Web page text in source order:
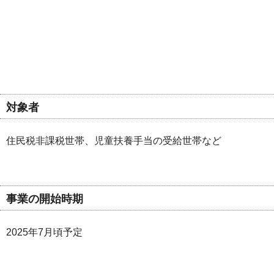
対象者
住民税非課税世帯、児童扶養手当の受給世帯など
事業の開始時期
2025年7月頃予定